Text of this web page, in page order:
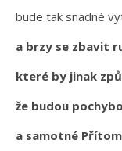
bude tak snadné
a brzy se zbavit
které by jinak
že budou
a samotné